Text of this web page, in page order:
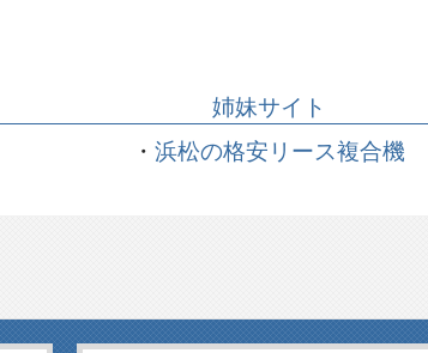
姉妹サイト
・ 浜松の格安リース複合機